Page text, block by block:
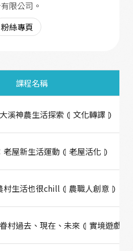
限公司。
粉絲專頁
課程名稱
溪神農生活探索 ⦇ 文化轉譯 ⦈
老屋新生活運動 ⦇ 老屋活化 ⦈
村生活也很chill ⦇ 農職人創意 ⦈
村過去、現在、未來 ⦇ 實境遊戲 ⦈